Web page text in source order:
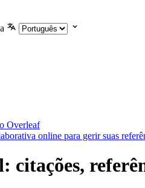
Overleaf
online para gerir suas